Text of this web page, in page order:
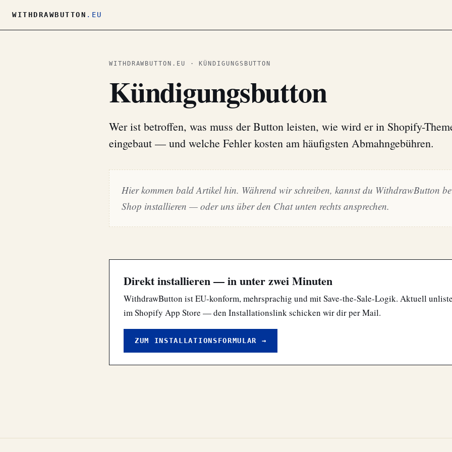
WITHDRAWBUTTON .EU
WITHDRAWBUTTON.EU · KÜNDIGUNGSBUTTON
Kündigungsbutton
Wer ist betroffen, was muss der Button leisten, wie wird er in Shopify-
eingebaut — und welche Fehler kosten am häufigsten Abmahngebühren.
Hier kommen bald Artikel hin. Während wir schreiben, kannst du WithdrawButton
Shop installieren — oder uns über den Chat unten rechts ansprechen.
Direkt installieren — in unter zwei Minuten
WithdrawButton ist EU-konform, mehrsprachig und mit Save-the-Sale-Logik. Aktuell
im Shopify App Store — den Installationslink schicken wir dir per Mail.
ZUM INSTALLATIONSFORMULAR →